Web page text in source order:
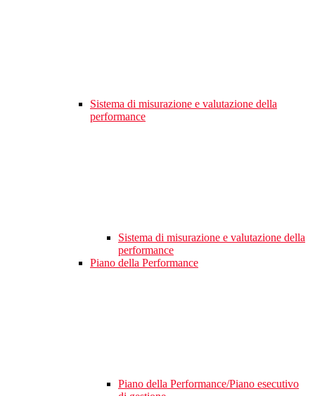
Sistema di misurazione e valutazione della
performance
Sistema di misurazione e valutazione della
performance
Piano della Performance
Piano della Performance/Piano esecutivo